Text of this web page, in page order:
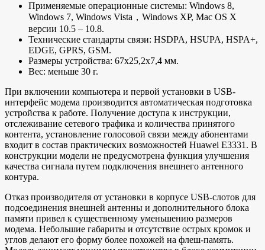
Применяемые операционные системы: Windows 8,
Windows 7, Windows Vista，Windows XР, Mac OS X
версии 10.5 – 10.8.
Технические стандарты связи: HSDPA, HSUPA, HSPA+,
EDGE, GPRS, GSM.
Размеры устройства: 67х25,2х7,4 мм.
Вес: меньше 30 г.
При включении компьютера и первой установки в USB-
интерфейс модема производится автоматическая подготовка
устройства к работе. Получение доступа к инструкции,
отслеживание сетевого трафика и количества принятого
контента, установление голосовой связи между абонентами
входит в состав практических возможностей Huawei E3331. В
конструкции модели не предусмотрена функция улучшения
качества сигнала путем подключения внешнего антенного
контура.
Отказ производителя от установки в корпусе USB-слотов для
подсоединения внешней антенны и дополнительного блока
памяти привел к существенному уменьшению размеров
модема. Небольшие габариты и отсутствие острых кромок и
углов делают его форму более похожей на флеш-память.